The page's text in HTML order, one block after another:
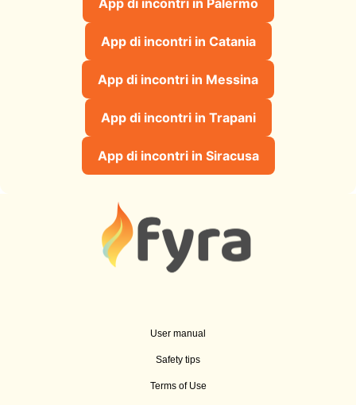
App di incontri in Catania
App di incontri in Messina
App di incontri in Trapani
App di incontri in Siracusa
User manual
Safety tips
Terms of Use